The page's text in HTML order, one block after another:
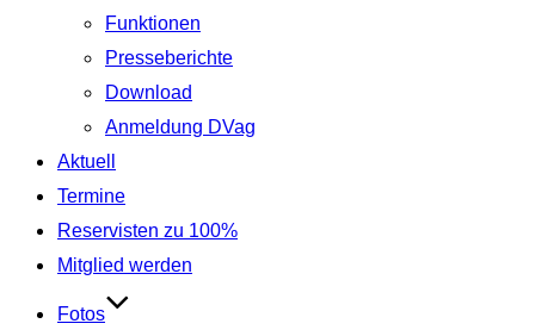
Funktionen
Presseberichte
Download
Anmeldung DVag
Aktuell
Termine
Reservisten zu 100%
Mitglied werden
Fotos